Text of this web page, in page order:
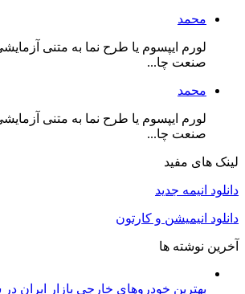
محمد
لورم ایپسوم یا طرح‌ نما به متنی
صنعت چا...
محمد
لورم ایپسوم یا طرح‌ نما به متنی
صنعت چا...
لینک های مفید
دانلود انیمه جدید
دانلود انیمیشن و کارتون
آخرین نوشته ها